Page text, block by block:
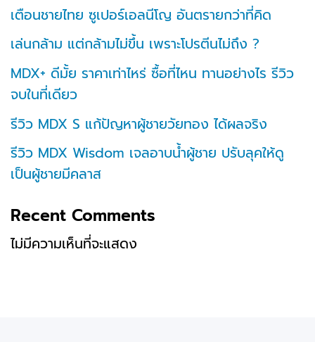
เตือนชายไทย ซูเปอร์เอลนีโญ อันตรายกว่าที่คิด
เล่นกล้าม แต่กล้ามไม่ขึ้น เพราะโปรตีนไม่ถึง ?
MDX+ ดีมั้ย ราคาเท่าไหร่ ซื้อที่ไหน ทานอย่างไร รีวิว
จบในที่เดียว
รีวิว MDX S แก้ปัญหาผู้ชายวัยทอง ได้ผลจริง
รีวิว MDX Wisdom เจลอาบน้ำผู้ชาย ปรับลุคให้ดู
เป็นผู้ชายมีคลาส
Recent Comments
ไม่มีความเห็นที่จะแสดง